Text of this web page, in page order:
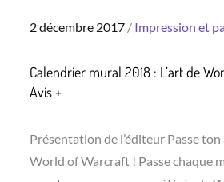
Posted
2 décembre 2017 Impression et
Calendrier mural 2018 : L’art de
Avis +
Présentation de l’éditeur Passe
World of Warcraft ! Passe chaque